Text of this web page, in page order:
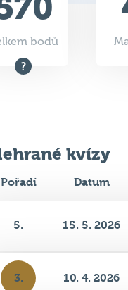
3. 10. 4. 2026
4. 20. 3. 2026